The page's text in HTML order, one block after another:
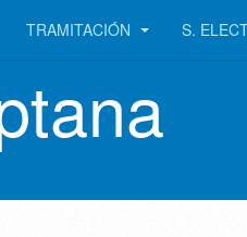
TRAMITACIÓN S.